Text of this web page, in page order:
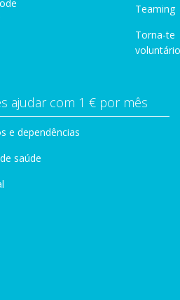
Teaming
Torna-te
ajudar com 1 € por mês
e dependências
saúde